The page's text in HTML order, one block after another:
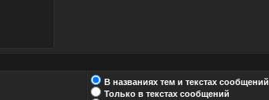
В названиях тем и текстах сообщений
Только в текстах сообщений